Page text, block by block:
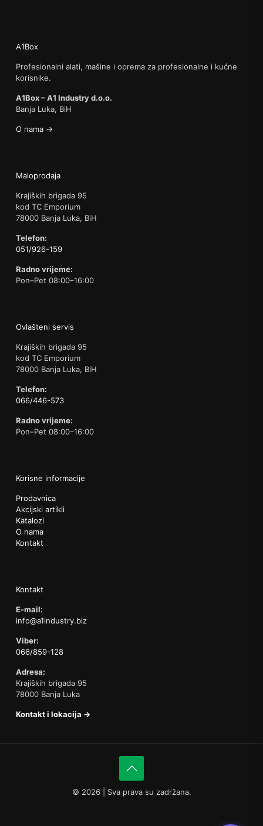
A1Box
Profesionalni alati, mašine i oprema za profesionalne i kućne
korisnike.
A1Box – A1 Industry d.o.o.
Banja Luka, BiH
O nama →
Maloprodaja
Krajiških brigada 95
kod TC Emporium
78000 Banja Luka, BiH
Telefon:
051/926-159
Radno vrijeme:
Pon–Pet 08:00–16:00
Ovlašteni servis
Krajiških brigada 95
kod TC Emporium
78000 Banja Luka, BiH
Telefon:
066/446-573
Radno vrijeme:
Pon–Pet 08:00–16:00
Korisne informacije
Prodavnica
Akcijski artikli
Katalozi
O nama
Kontakt
Kontakt
E-mail:
info@a1industry.biz
Viber:
066/859-128
Adresa:
Krajiških brigada 95
78000 Banja Luka
Kontakt i lokacija →
© 2026 | Sva prava su zadržana.